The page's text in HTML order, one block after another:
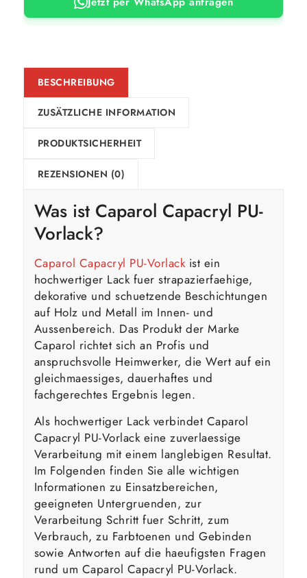
BESCHREIBUNG
ZUSÄTZLICHE INFORMATION
PRODUKTSICHERHEIT
REZENSIONEN (0)
Was ist Caparol Capacryl PU-
Vorlack?
Caparol Capacryl PU-Vorlackist ein
hochwertiger Lack fuer strapazierfaehige,
dekorative und schuetzende Beschichtungen
auf Holz und Metall im Innen- und
Aussenbereich. Das Produkt der Marke
Caparol richtet sich an Profis und
anspruchsvolle Heimwerker, die Wert auf ein
gleichmaessiges, dauerhaftes und
fachgerechtes Ergebnis legen.
Als hochwertiger Lack verbindet Caparol
Capacryl PU-Vorlack eine zuverlaessige
Verarbeitung mit einem langlebigen Resultat.
Im Folgenden finden Sie alle wichtigen
Informationen zu Einsatzbereichen,
geeigneten Untergruenden, zur
Verarbeitung Schritt fuer Schritt, zum
Verbrauch, zu Farbtoenen und Gebinden
sowie Antworten auf die haeufigsten Fragen
rund um Caparol Capacryl PU-Vorlack.